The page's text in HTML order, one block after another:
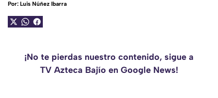
Por: Luis Núñez Ibarra
¡No te pierdas nuestro contenido, sigue a
TV Azteca Bajío en Google News!